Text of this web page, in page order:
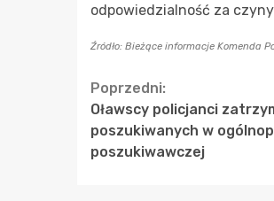
odpowiedzialność za
Źródło: Bieżące informacje Komenda
Continue
Reading
Poprzedni:
Oławscy policjanci
poszukiwanych w
poszukiwawczej